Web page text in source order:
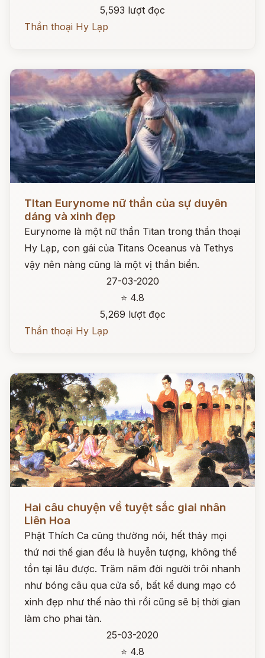
5,593 lượt đọc
Thần thoại Hy Lạp
TItan Eurynome nữ thần của sự duyên
dáng và xinh đẹp
Eurynome là một nữ thần Titan trong thần thoại
Hy Lạp, con gái của Titans Oceanus và Tethys
vậy nên nàng cũng là một vị thần biển.
27-03-2020
⭐ 4.8
5,269 lượt đọc
Thần thoại Hy Lạp
Hai câu chuyện về tuyệt sắc giai nhân
Liên Hoa
Phật Thích Ca cũng thường nói, hết thảy mọi
thứ nơi thế gian đều là huyễn tượng, không thể
tồn tại lâu được. Trăm năm đời người trôi nhanh
như bóng câu qua cửa sổ, bất kể dung mạo có
xinh đẹp như thế nào thì rồi cũng sẽ bị thời gian
làm cho phai tàn.
25-03-2020
⭐ 4.8